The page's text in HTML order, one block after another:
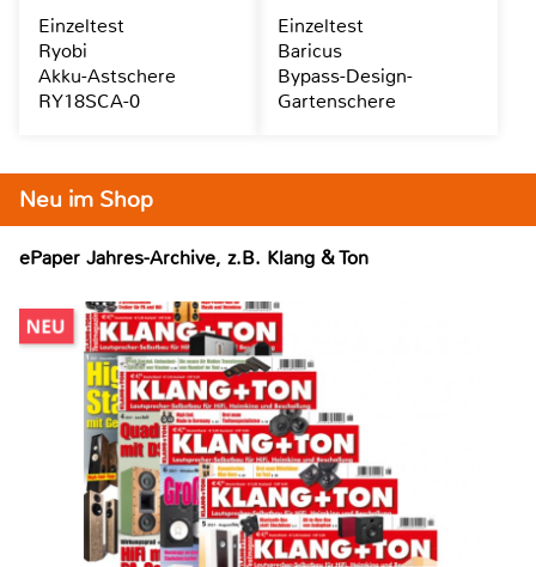
Neu im Shop
ePaper Jahres-Archive, z.B. Klang & Ton
Einzeltest
Ryobi
Akku-Astschere
RY18SCA-0
Einzeltest
Baricus
Bypass-Design-
Gartenschere